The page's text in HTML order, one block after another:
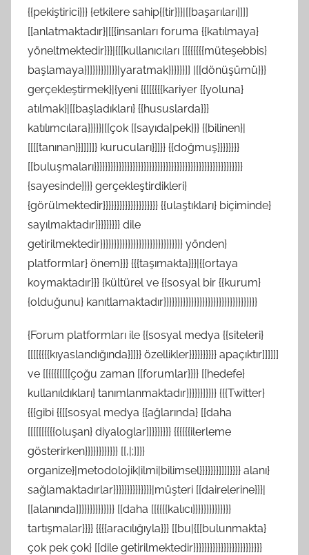
{{pekiştirici}}} {etkilere sahip{{tir}}}|[[başarıları]]]]
[[anlatmaktadır}|[[{insanları foruma {{katılmaya}
yöneltmektedir}}}|{[[kullanıcıları [[{{{{{{müteşebbis}
başlamaya}]]}}}}}]]}}|yaratmak}}}}}}]] |[[dönüşümü}}}
gerçekleştirmek}|{yeni {{[[{{{{kariyer {{yoluna}
atılmak}|[[başladıkları} {{hususlarda}}}
katılımcılara}}}}}|[[çok [[sayıda|pek}}} {{bilinen}|
[[[[tanınan}}]]]]]} kurucuları}]]}} {{doğmuş}}}}}}}}
[[buluşmaları}}}}}}}}}}}}}}}}}}}}}}}}}}}}}}}}}}}}}}}}}}}}}}}}}}}}}}
{sayesinde}}}} gerçekleştirdikleri}
{görülmektedir}}}}}}}}}}}}}}}}}}}} {{ulaştıkları} biçiminde}
sayılmaktadır}}}}}}}}} dile
getirilmektedir}}}}}}}}}}}}}}}}}}}}}}}}}}}}}} yönden}
platformlar} önem}}} {{{taşımakta}}}|{{ortaya
koymaktadır}}} {kültürel ve {{sosyal bir {{kurum}
{olduğunu} kanıtlamaktadır}}}}}}}}}}}}}}}}}}}}}}}}}}}}}}}}}}
{Forum platformları ile {{sosyal medya {{siteleri}
[[[[{{{{kıyaslandığında}]]}} özellikler}}}}}}}}}} apaçıktır]]]]]]
ve [[{{{{[[[[çoğu zaman [[forumlar}}}} [[hedefe}
kullanıldıkları} tanımlanmaktadır}}}}}}]}}}} {{{Twitter}
{{{gibi {{[[sosyal medya {{ağlarında} [[daha
[[[[[[{{{{oluşan} diyaloglar]]}}}}}}} {{{{{{ilerleme
gösterirken}}}}}}}}}}}} [[,|;]]}}
organize}|metodolojik|ilmi|bilimsel}}}}}}}]]]]}}}} alanı}
sağlamaktadırlar}}}}}}}}}}}}}}|müşteri [[dairelerine}}}|
[[alanında]]}}}}}}}}}}}} [[daha [[{{{{kalıcı}}}}}}}}}}}}}}
tartışmalar}}}} {{{{aracılığıyla}}} [[bu|{[[bulunmakta}
çok pek çok} [[dile getirilmektedir}}}}}}}}}}}}}}}}}}}}}}}}}